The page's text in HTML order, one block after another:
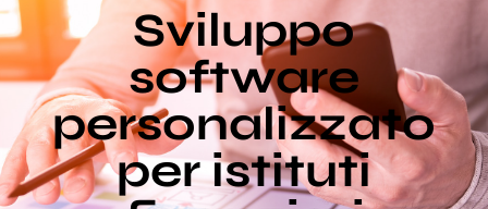
Chi Siamo
Portfolio
Blog
Sviluppo
software
personalizzato
per istituti